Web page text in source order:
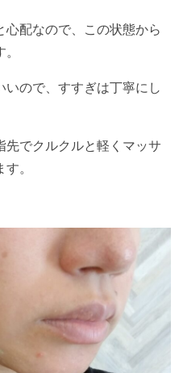
心配なので、この状態から
ので、すすぎは丁寧にし
先でクルクルと軽くマッサ
。